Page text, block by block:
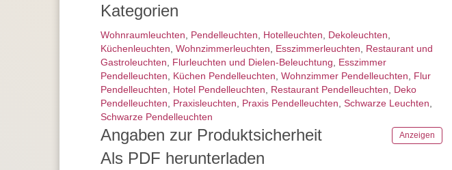
Kategorien
Wohnraum­leuchten, Pendel­leuchten, Hotelleuchten, Dekoleuchten,
Küchenleuchten, Wohnzimmer­leuchten, Esszimmer­­leuchten, Restaurant und
Gastroleuchten, Flurleuchten und Dielen-Beleuchtung, Esszimmer
Pendelleuchten, Küchen Pendelleuchten, Wohnzimmer Pendelleuchten, Flur
Pendelleuchten, Hotel Pendelleuchten, Restaurant Pendelleuchten, Deko
Pendelleuchten, Praxisleuchten, Praxis Pendelleuchten, Schwarze Leuchten,
Schwarze Pendelleuchten
Angaben zur Produktsicherheit Anzeigen
Als PDF herunterladen